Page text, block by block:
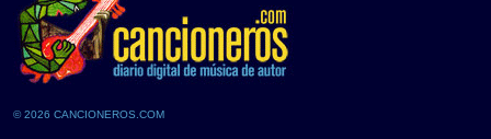
© 2026 CANCIONEROS.COM